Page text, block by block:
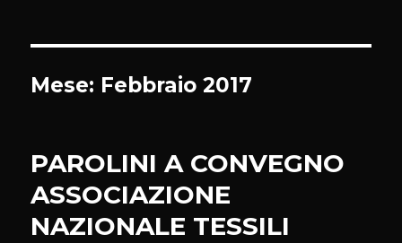
Mese: Febbraio 2017
PAROLINI A CONVEGNO
ASSOCIAZIONE
NAZIONALE TESSILI